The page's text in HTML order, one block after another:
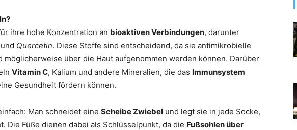
ihre hohe Konzentration an bioaktiven Verbindungen, darunter
und Quercetin. Diese Stoffe sind entscheidend, da sie antimikrobielle
möglicherweise über die Haut aufgenommen werden können. Darüber
Vitamin C, Kalium und andere Mineralien, die das Immunsystem
Gesundheit fördern können.
Man schneidet eine Scheibe Zwiebel und legt sie in jede Socke,
Die Füße dienen dabei als Schlüsselpunkt, da die Fußsohlen über